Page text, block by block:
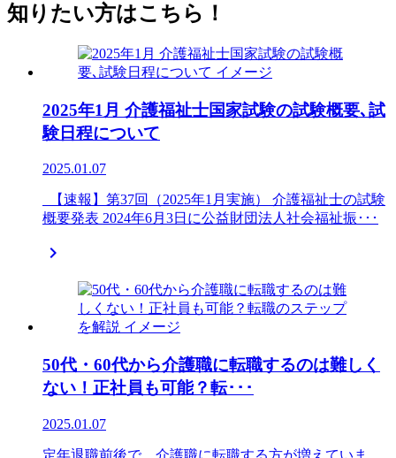
知りたい方はこちら！
2025年1月 介護福祉士国家試験の試験概要､試
験日程について
2025.01.07
【速報】第37回（2025年1月実施） 介護福祉士の試験
概要発表 2024年6月3日に公益財団法人社会福祉振･･･

50代・60代から介護職に転職するのは難しく
ない！正社員も可能？転･･･
2025.01.07
定年退職前後で、介護職に転職する方が増えていま